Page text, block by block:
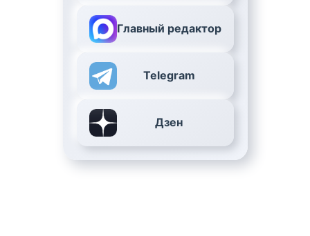
Главный редактор
Telegram
Дзен